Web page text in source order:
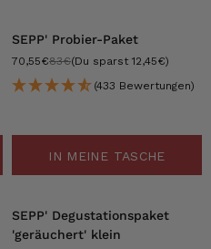
-15%
SEPP' Probier-Paket
70,55€83€(Du sparst 12,45€)
(433 Bewertungen)
IN MEINE TASCHE
SEPP' Degustationspaket
'geräuchert' klein